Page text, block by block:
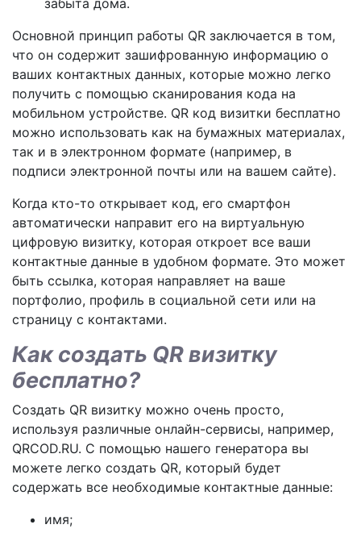
забыта дома.
Основной принцип работы QR заключается в том,
что он содержит зашифрованную информацию о
ваших контактных данных, которые можно легко
получить с помощью сканирования кода на
мобильном устройстве. QR код визитки бесплатно
можно использовать как на бумажных материалах,
так и в электронном формате (например, в
подписи электронной почты или на вашем сайте).
Когда кто-то открывает код, его смартфон
автоматически направит его на виртуальную
цифровую визитку, которая откроет все ваши
контактные данные в удобном формате. Это может
быть ссылка, которая направляет на ваше
портфолио, профиль в социальной сети или на
страницу с контактами.
Как создать QR визитку
бесплатно?
Создать QR визитку можно очень просто,
используя различные онлайн-сервисы, например,
QRCOD.RU. С помощью нашего генератора вы
можете легко создать QR, который будет
содержать все необходимые контактные данные:
имя;